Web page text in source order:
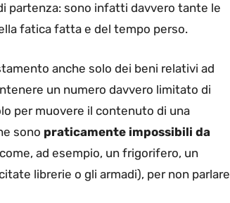
partenza: sono infatti davvero tante le
fatica fatta e del tempo perso.
anche solo dei beni relativi ad
un numero davvero limitato di
per muovere il contenuto di una
sono praticamente impossibili da
ad esempio, un frigorifero, un
librerie o gli armadi), per non parlare